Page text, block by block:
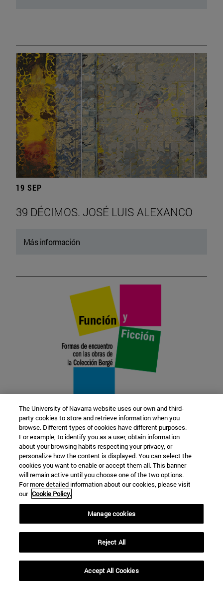
19 SEP
39 DÉCIMOS. JOSÉ LUIS ALEXANCO
Más información
22 SEP
FUNCIÓN Y FICCIÓN. Varios artistas
Más información
The University of Navarra website uses our own and third-
party cookies to store and retrieve information when you
browse. Different types of cookies have different purposes.
For example, to identify you as a user, obtain information
about your browsing habits respecting your privacy, or
personalize how the content is displayed. You can select the
cookies you want to enable or accept them all. This banner
will remain active until you choose one of the two options.
For more detailed information about our cookies, please visit
our Cookie Policy.
Manage cookies
Reject All
Accept All Cookies